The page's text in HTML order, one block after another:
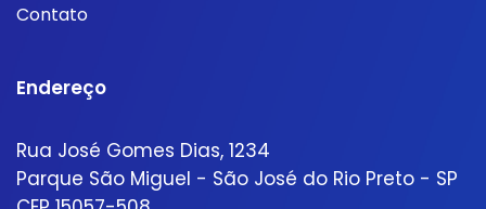
Contato
Endereço
Rua José Gomes Dias, 1234
Parque São Miguel - São José do Rio Preto - SP